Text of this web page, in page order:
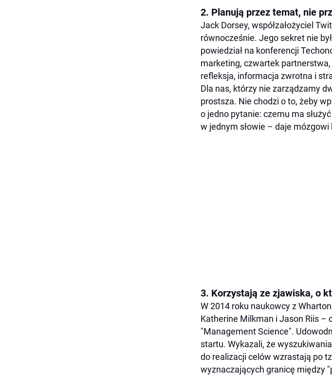
2. Planują przez temat, nie
Jack Dorsey, współzałożyciel
równocześnie. Jego sekret nie
powiedział na konferencji
marketing, czwartek
refleksja, informacja zwrotna i
Dla nas, którzy nie zarządzamy
prostsza. Nie chodzi o to, żeby
o jedno pytanie: czemu ma
w jednym słowie – daje
3. Korzystają ze zjawiska, o
W 2014 roku naukowcy z
Katherine Milkman i Jason Riis
"Management Science".
startu. Wykazali, że
do realizacji celów wzrastają po
wyznaczających granicę między